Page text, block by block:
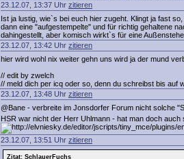
23.12.07, 13:37 Uhr zitieren
Ist ja lustig, wie`s bei euch hier zugeht. Klingt ja fast
dann eine "aufgestempelte" und für richtig gehaltene
dahingestellt, aber komisch wirkt`s für eine
23.12.07, 13:42 Uhr zitieren
hier wird wohl nix weiter gehn uns wird ja der mund
// edit by zwelch
// meld dich per icq oder so, denn du schreibst bis auf
23.12.07, 13:48 Uhr zitieren
@Bane - verbreite im Jonsdorfer Forum nicht solche
HSR war nicht der Herr Uhlmann - hat man doch
23.12.07, 13:51 Uhr zitieren
Zitat: SchlauerFuchs